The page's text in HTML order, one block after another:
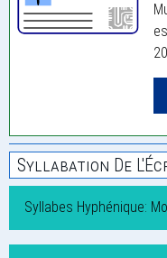
Syllabation De
Syllabes Hyphénique: